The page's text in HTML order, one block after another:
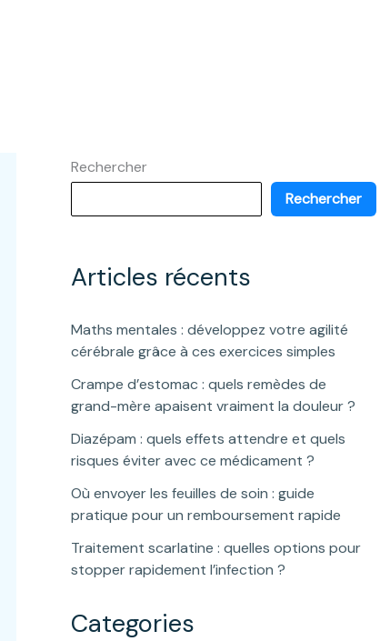
Rechercher
Rechercher
Articles récents
Maths mentales : développez votre agilité
cérébrale grâce à ces exercices simples
Crampe d’estomac : quels remèdes de
grand-mère apaisent vraiment la douleur ?
Diazépam : quels effets attendre et quels
risques éviter avec ce médicament ?
Où envoyer les feuilles de soin : guide
pratique pour un remboursement rapide
Traitement scarlatine : quelles options pour
stopper rapidement l’infection ?
Categories